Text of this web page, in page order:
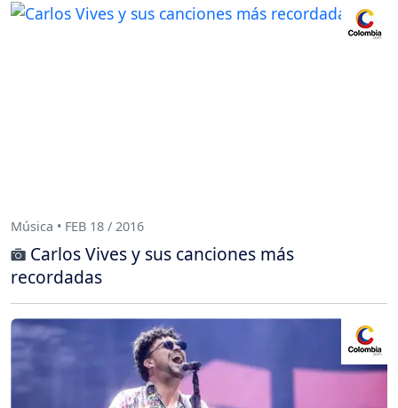
Música • FEB 18 / 2016
Carlos Vives y sus canciones más
recordadas